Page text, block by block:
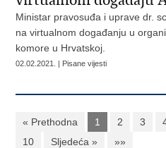
Ministar pravosuđa i uprave dr.
na virtualnom događanju u
komore u Hrvatskoj.
02.02.2021. | Pisane vijesti
« Prethodna 1 2 3
10
Sljedeća » »»